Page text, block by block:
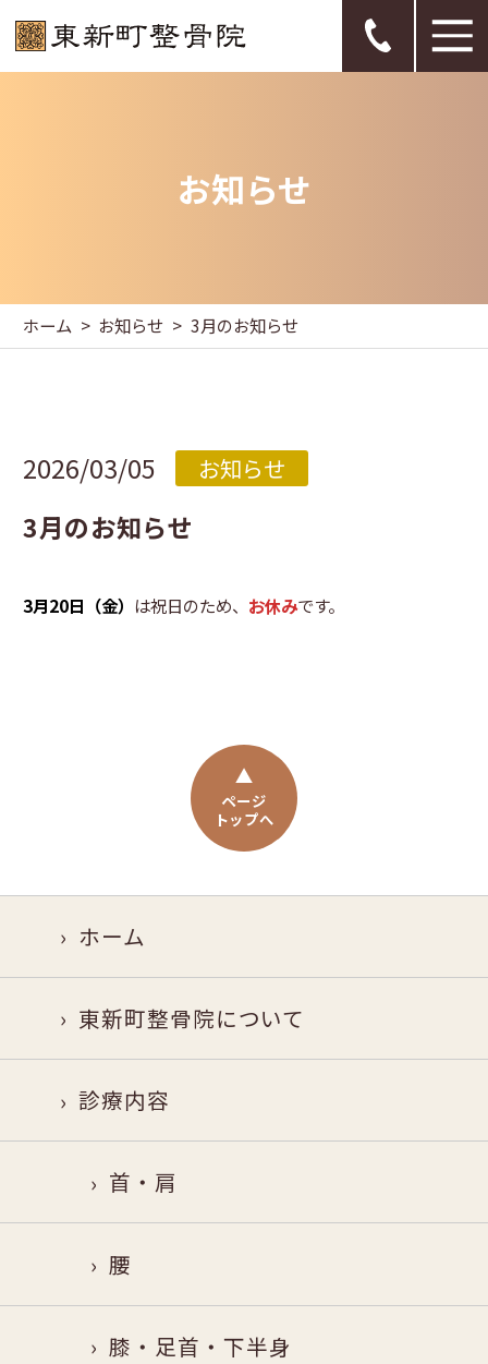
お知らせ
ホーム お知らせ 3月のお知らせ
2026/03/05 お知らせ
3月のお知らせ
3月20日（金） は祝日のため、 お休みです。
ページ
トップへ
ホーム
東新町整骨院について
診療内容
首・肩
腰
膝・足首・下半身